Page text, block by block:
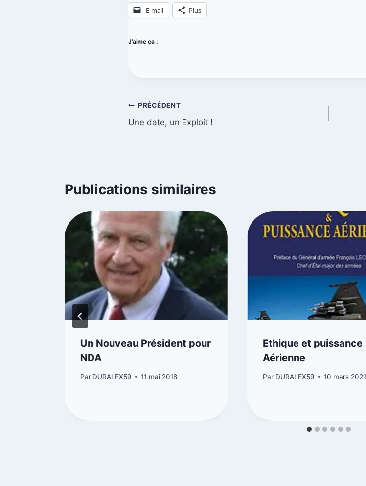
E-mail Plus
J’aime ça :
PRÉCÉDENT
Une date, un Exploit !
Publications similaires
Un Nouveau Président pour
NDA
Par DURALEX59 11 mai 2018
Ethique et puissance
Aérienne
Par DURALEX59 10 mars 2021